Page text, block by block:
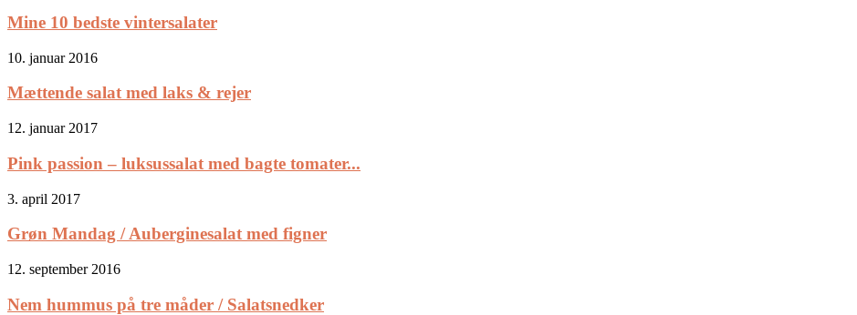
Mine 10 bedste vintersalater
10. januar 2016
Mættende salat med laks & rejer
12. januar 2017
Pink passion – luksussalat med bagte tomater...
3. april 2017
Grøn Mandag / Auberginesalat med figner
12. september 2016
Nem hummus på tre måder / Salatsnedker